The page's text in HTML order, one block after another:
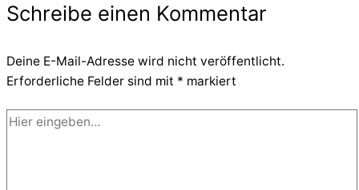
Schreibe einen Kommentar
Deine E-Mail-Adresse wird nicht veröffentlicht.
Erforderliche Felder sind mit * markiert
Hier